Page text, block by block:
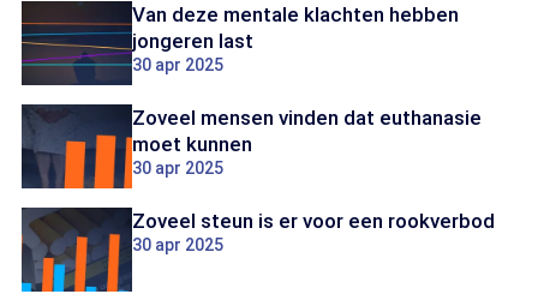
Van deze mentale klachten hebben
jongeren last
30 apr 2025
Zoveel mensen vinden dat euthanasie
moet kunnen
30 apr 2025
Zoveel steun is er voor een rookverbod
30 apr 2025